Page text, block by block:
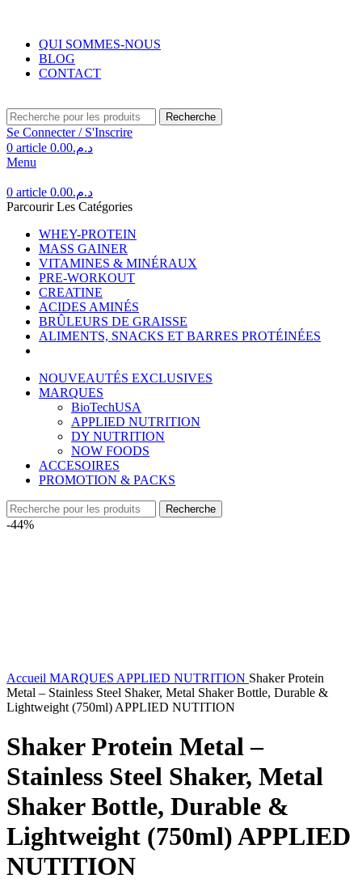
QUI SOMMES-NOUS
BLOG
CONTACT
Recherche
Se Connecter / S'Inscrire
0 article د.م.0.00
Menu
0 article د.م.0.00
Parcourir Les Catégories
WHEY-PROTEIN
MASS GAINER
VITAMINES & MINÉRAUX
PRE-WORKOUT
CREATINE
ACIDES AMINÉS
BRÛLEURS DE GRAISSE
ALIMENTS, SNACKS ET BARRES PROTÉINÉES
NOUVEAUTÉS EXCLUSIVES
MARQUES
BioTechUSA
APPLIED NUTRITION
DY NUTRITION
NOW FOODS
ACCESOIRES
PROMOTION & PACKS
Recherche
-44%
Accueil MARQUES APPLIED NUTRITION Shaker Protein
Metal – Stainless Steel Shaker, Metal Shaker Bottle, Durable &
Lightweight (750ml) APPLIED NUTITION
Shaker Protein Metal –
Stainless Steel Shaker, Metal
Shaker Bottle, Durable &
Lightweight (750ml) APPLIED
NUTITION